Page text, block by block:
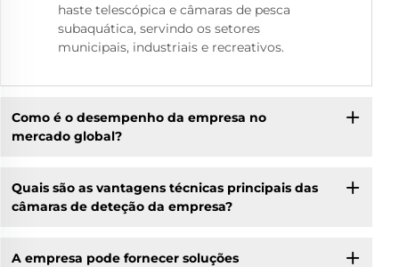
haste telescópica e câmaras de pesca
subaquática, servindo os setores
municipais, industriais e recreativos.
Como é o desempenho da empresa no
mercado global?
Quais são as vantagens técnicas principais das
câmaras de deteção da empresa?
A empresa pode fornecer soluções